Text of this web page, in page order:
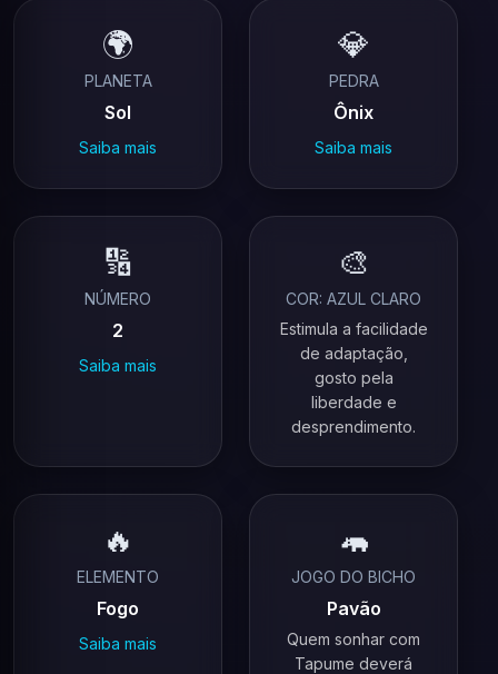
🌍
PLANETA
Sol
Saiba mais
💎
PEDRA
Ônix
Saiba mais
🔢
NÚMERO
2
Saiba mais
🎨
COR: AZUL CLARO
Estimula a facilidade
de adaptação,
gosto pela
liberdade e
desprendimento.
🔥
ELEMENTO
Fogo
Saiba mais
🦛
JOGO DO BICHO
Pavão
Quem sonhar com
Tapume deverá